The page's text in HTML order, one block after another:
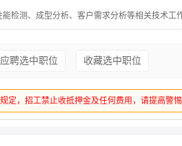
检测、成型分析、客户需求分析等相关技术工
应聘选中职位 收藏选中职位
定，招工禁止收抵押金及任何费用，请提高警